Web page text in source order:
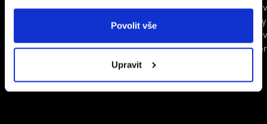
Povolit vše
Upravit